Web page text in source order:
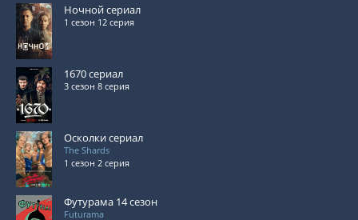
Ночной сериал
1 сезон 12 серия
1670 сериал
3 сезон 8 серия
Осколки сериал
The Shards
1 сезон 2 серия
Футурама 14 сезон
Futurama